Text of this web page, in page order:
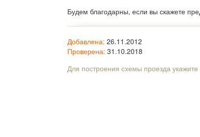
Будем благодарны, если вы скажете
Добавлена: 26.11.2012
Проверена: 31.10.2018
Для построения схемы проезда